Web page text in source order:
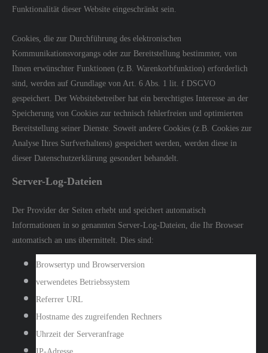
Funktionalität dieser Website eingeschränkt sein.
Cookies, die zur Durchführung des elektronischen
Kommunikationsvorgangs oder zur Bereitstellung bestimmter, von
Ihnen erwünschter Funktionen (z.B. Warenkorbfunktion) erforderlich
sind, werden auf Grundlage von Art. 6 Abs. 1 lit. f DSGVO
gespeichert. Der Websitebetreiber hat ein berechtigtes Interesse an der
Speicherung von Cookies zur technisch fehlerfreien und optimierten
Bereitstellung seiner Dienste. Soweit andere Cookies (z.B. Cookies zur
Analyse Ihres Surfverhaltens) gespeichert werden, werden diese in
dieser Datenschutzerklärung gesondert behandelt.
Server-Log-Dateien
Der Provider der Seiten erhebt und speichert automatisch
Informationen in so genannten Server-Log-Dateien, die Ihr Browser
automatisch an uns übermittelt. Dies sind:
Browsertyp und Browserversion
verwendetes Betriebssystem
Referrer URL
Hostname des zugreifenden Rechners
Uhrzeit der Serveranfrage